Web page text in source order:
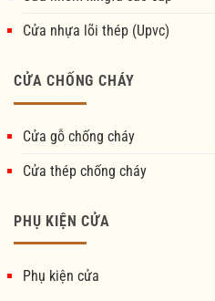
Cửa nhựa lõi thép (Upvc)
CỬA CHỐNG CHÁY
Cửa gỗ chống cháy
Cửa thép chống cháy
PHỤ KIỆN CỬA
Phụ kiện cửa